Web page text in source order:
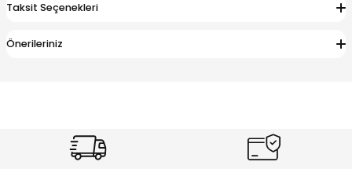
Taksit Seçenekleri
Önerileriniz